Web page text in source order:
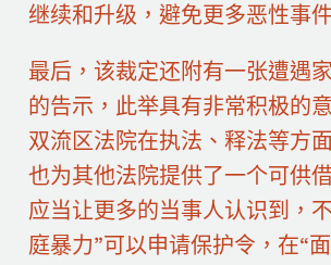
继续和升级，避免更多恶性事
最后，该裁定还附有一张遭遇
的告示，此举具有非常积极的
双流区法院在执法、释法等方
也为其他法院提供了一个可供
应当让更多的当事人认识到，
庭暴力”可以申请保护令，在“